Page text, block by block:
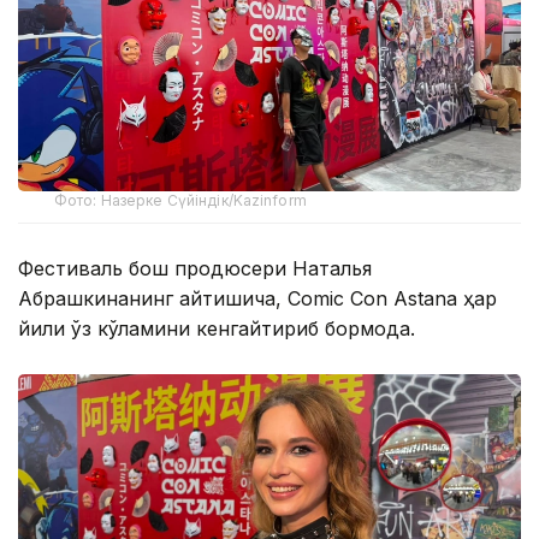
Фото: Назерке Сүйіндік/Kazinform
Фестиваль бош продюсери Наталья
Абрашкинанинг айтишича, Comic Con Astana ҳар
йили ўз кўламини кенгайтириб бормоқда.